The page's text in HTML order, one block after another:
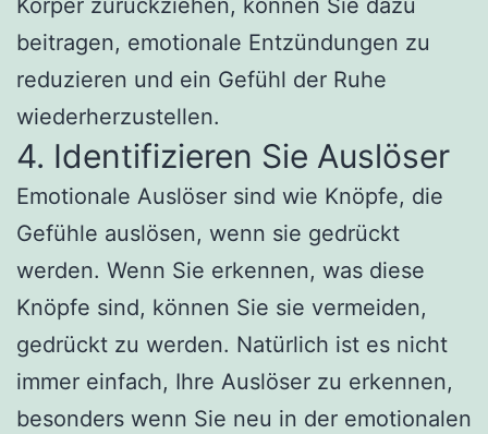
Körper zurückziehen, können Sie dazu
beitragen, emotionale Entzündungen zu
reduzieren und ein Gefühl der Ruhe
wiederherzustellen.
4. Identifizieren Sie Auslöser
Emotionale Auslöser sind wie Knöpfe, die
Gefühle auslösen, wenn sie gedrückt
werden. Wenn Sie erkennen, was diese
Knöpfe sind, können Sie sie vermeiden,
gedrückt zu werden. Natürlich ist es nicht
immer einfach, Ihre Auslöser zu erkennen,
besonders wenn Sie neu in der emotionalen